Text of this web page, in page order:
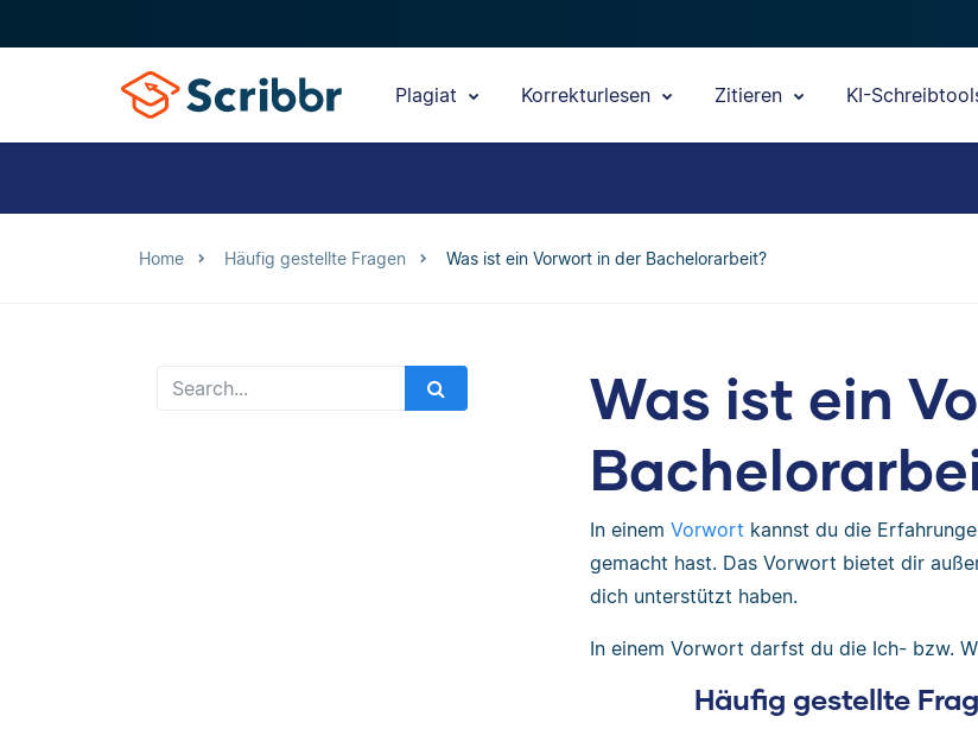
Plagiat Korrekturlesen Zitieren KI-
Home Häufig gestellte Fragen Was ist ein Vorwort in der Bachelorarbeit?
Was ist ein
In einem Vorwort kannst du die
gemacht hast. Das Vorwort bietet dir
dich unterstützt haben.
In einem Vorwort darfst du die Ich- bzw.
Häufig gestellte